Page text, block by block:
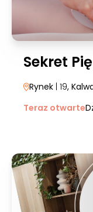
Sekret
Rynek | 19,
Teraz otwarte